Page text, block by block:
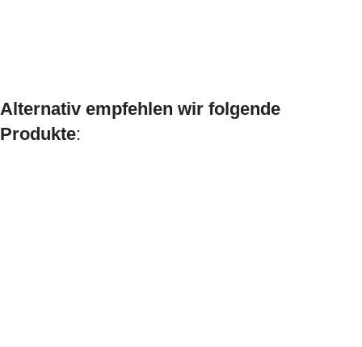
Alternativ empfehlen wir folgende
Produkte: